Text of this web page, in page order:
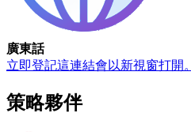
廣東話
立即登記這連結會以新視窗打開。
策略夥伴